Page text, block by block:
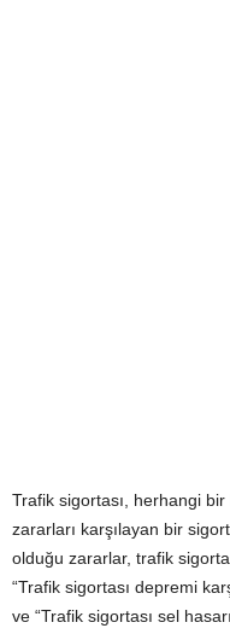
Trafik sigortası, herhangi
zararları karşılayan bir
olduğu zararlar, trafik
“Trafik sigortası depremi
ve “Trafik sigortası sel